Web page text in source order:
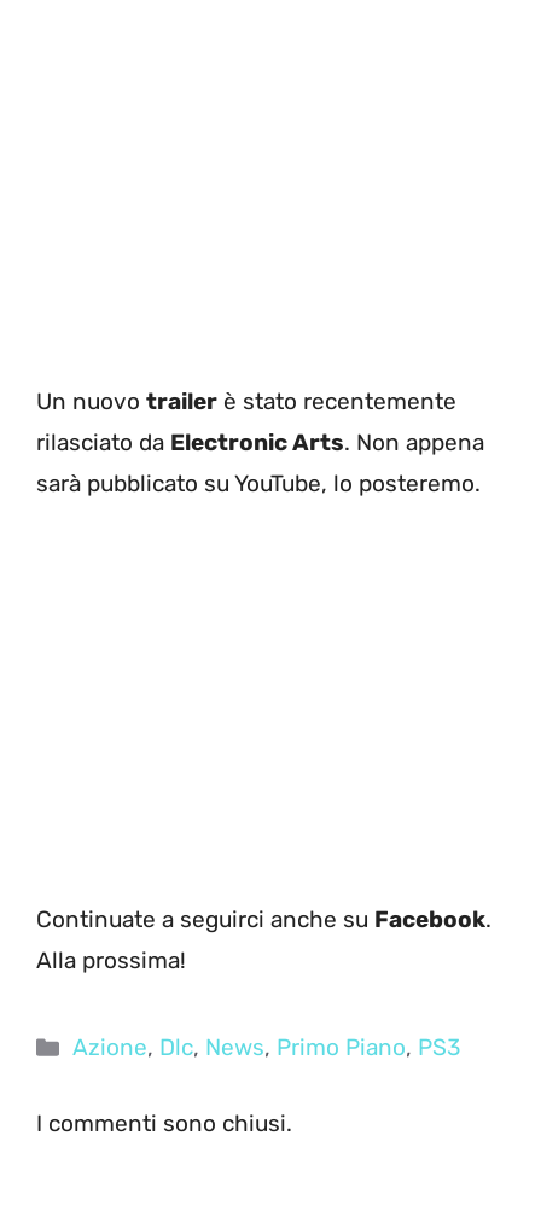
Un nuovo trailer è stato recentemente
rilasciato da Electronic Arts. Non appena
sarà pubblicato su YouTube, lo posteremo.
Continuate a seguirci anche su Facebook.
Alla prossima!
Categorie
Azione, Dlc, News, Primo Piano, PS3
I commenti sono chiusi.